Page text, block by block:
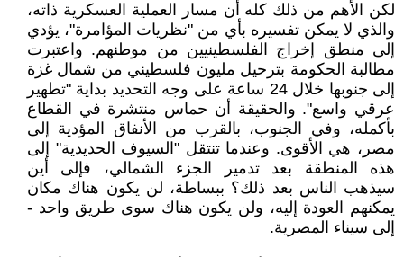
لكن الأهم من ذلك كله أن مسار العملية العسكرية ذاته،
والذي لا يمكن تفسيره بأي من "نظريات المؤامرة"، يؤدي
إلى منطق إخراج الفلسطينيين من موطنهم. واعتبرت
مطالبة الحكومة بترحيل مليون فلسطيني من شمال غزة
إلى جنوبها خلال 24 ساعة على وجه التحديد بداية "تطهير
عرقي واسع". والحقيقة أن حماس منتشرة في القطاع
بأكمله، وفي الجنوب، بالقرب من الأنفاق المؤدية إلى
مصر، هي الأقوى. وعندما تنتقل "السيوف الحديدية" إلى
هذه المنطقة بعد تدمير الجزء الشمالي، فإلى أين
سيذهب الناس بعد ذلك؟ ببساطة، لن يكون هناك مكان
يمكنهم العودة إليه، ولن يكون هناك سوى طريق واحد -
إلى سيناء المصرية.